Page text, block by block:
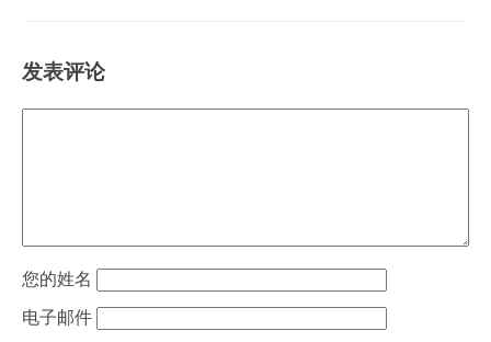
发表评论
姓名
电子邮件